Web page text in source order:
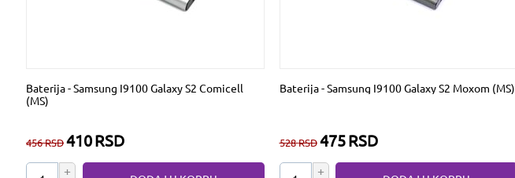
Baterija - Samsung I9100 Galaxy S2 Comicell
(MS)
456RSD410RSD
+
Baterija - Samsung I9100 Galaxy S2 Moxom (MS)
528RSD 475RSD
+